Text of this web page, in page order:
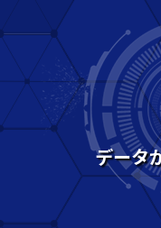
データ